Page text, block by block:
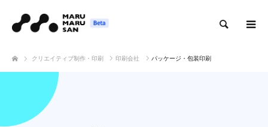
クリエイティブ制作・印刷 印刷会社 パッケージ・包装印刷